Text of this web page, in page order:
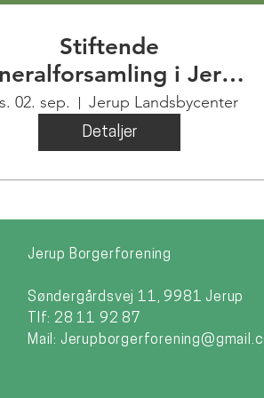
Stiftende
i Jerup
Landsbycenter
02. sep. Jerup Landsbycenter
Detaljer
Jerup Borgerforening
Søndergårdsvej 11, 9981 Jerup
Tlf: 28 11 92 87
Mail: